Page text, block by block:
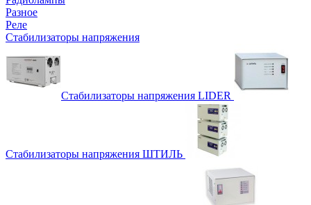
Разное
Реле
Стабилизаторы напряжения
Стабилизаторы напряжения LIDER
Стабилизаторы напряжения ШТИЛЬ